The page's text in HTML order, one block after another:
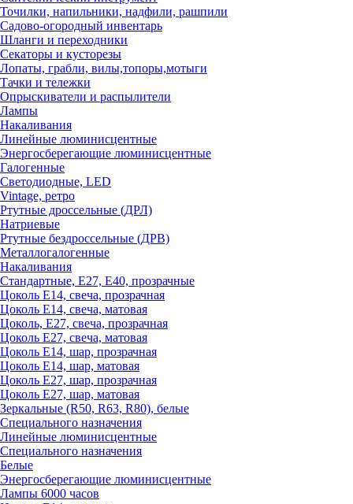
Точилки, напильники, надфили, рашпили
Садово-огородный инвентарь
Шланги и переходники
Секаторы и кусторезы
Лопаты, грабли, вилы,топоры,мотыги
Тачки и тележки
Опрыскиватели и распылители
Лампы
Накаливания
Линейные люминисцентные
Энергосберегающие люминисцентные
Галогенные
Светодиодные, LED
Vintage, ретро
Ртутные дроссельные (ДРЛ)
Натриевые
Ртутные бездроссельные (ДРВ)
Металлогалогенные
Накаливания
Стандартные, Е27, Е40, прозрачные
Цоколь Е14, свеча, прозрачная
Цоколь Е14, свеча, матовая
Цоколь, Е27, свеча, прозрачная
Цоколь Е27, свеча, матовая
Цоколь Е14, шар, прозрачная
Цоколь Е14, шар, матовая
Цоколь Е27, шар, прозрачная
Цоколь Е27, шар, матовая
Зеркальные (R50, R63, R80), белые
Специального назначения
Линейные люминисцентные
Специального назначения
Белые
Энергосберегающие люминисцентные
Лампы 6000 часов